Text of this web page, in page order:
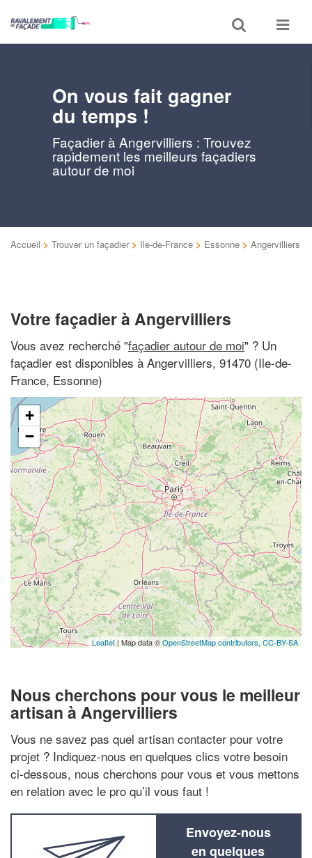
Toggle
search
Toggle
On vous fait gagner
du temps !
Façadier à Angervilliers : Trouvez
rapidement les meilleurs façadiers
autour de moi
Accueil > Trouver un façadier > Ile-de-France > Essonne > Angervilliers
Votre façadier à Angervilliers
Vous avez recherché "façadier autour de moi" ? Un
façadier est disponibles à Angervilliers, 91470 (Ile-de-
France, Essonne)
+
−
Leaflet| Map data ©OpenStreetMap contributors, CC-BY-SA
Nous cherchons pour vous le meilleur
artisan à Angervilliers
Vous ne savez pas quel artisan contacter pour votre
projet ? Indiquez-nous en quelques clics votre besoin
ci-dessous, nous cherchons pour vous et vous mettons
en relation avec le pro qu’il vous faut !
Envoyez-nous
en quelques